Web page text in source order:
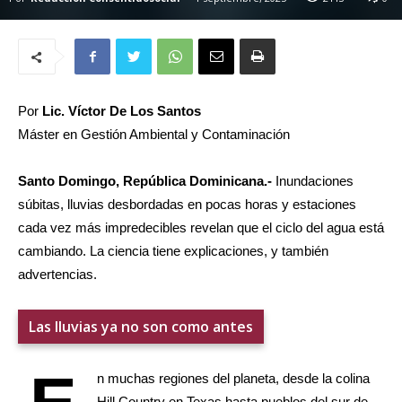
Por Lic. Víctor De Los Santos
Máster en Gestión Ambiental y Contaminación
Santo Domingo, República Dominicana.- Inundaciones
súbitas, lluvias desbordadas en pocas horas y estaciones
cada vez más impredecibles revelan que el ciclo del agua está
cambiando. La ciencia tiene explicaciones, y también
advertencias.
Las lluvias ya no son como antes
n muchas regiones del planeta, desde la colina